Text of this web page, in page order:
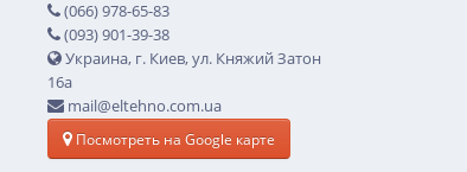
(066) 978-65-83
(093) 901-39-38
Украина, г. Киев, ул. Княжий Затон
16а
mail@eltehno.com.ua
Посмотреть на Google карте